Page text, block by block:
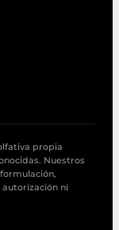
propia
Nuestros
ni